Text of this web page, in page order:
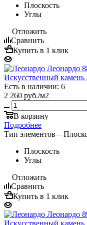
Плоскость
Углы
Отложить
Сравнить
Купить в 1 клик
Искусственный камень
Есть в наличии: 6
2 260 руб./м2
В корзину
Подробнее
Тип элементов—
Плоскость
Углы
Отложить
Сравнить
Купить в 1 клик
Искусственный камень